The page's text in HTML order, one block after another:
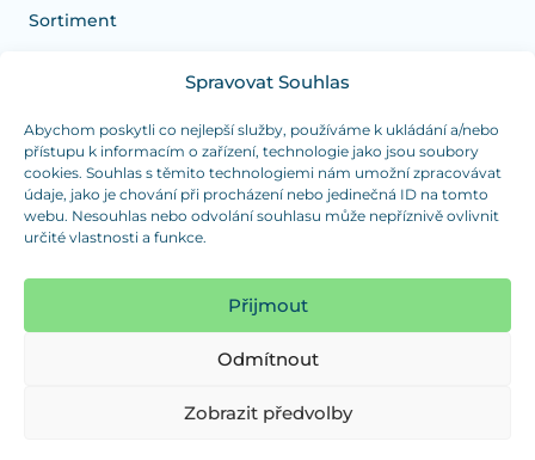
Spravovat Souhlas
Abychom poskytli co nejlepší služby, používáme k ukládání a/nebo
přístupu k informacím o zařízení, technologie jako jsou soubory
cookies. Souhlas s těmito technologiemi nám umožní zpracovávat
údaje, jako je chování při procházení nebo jedinečná ID na tomto
webu. Nesouhlas nebo odvolání souhlasu může nepříznivě ovlivnit
určité vlastnosti a funkce.
Přijmout
Odmítnout
Zobrazit předvolby
Sortiment
Potrebujete poradiť s výberom?
Sme tu pre vás Pondelok-Štvrtok od: 7:30 - 15:30 hod
a Piatok od 7:30 - 14:30 hod
duranplast@duranplast.sk +421 0905 780 862
(platba iba v hotovosti)
Sme tu pre vás Pondelok-Štvrtok od: 7:30 - 15:30 hod
a Piatok od 7:30 - 14:30 hod